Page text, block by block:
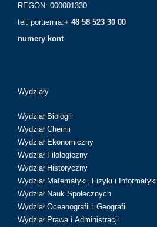
REGON: 000001330
tel. portiernia:+ 48 58 523 30 00
numery kont
Wydziały
Wydział Biologii
Wydział Chemii
Wydział Ekonomiczny
Wydział Filologiczny
Wydział Historyczny
Wydział Matematyki, Fizyki i Informatyki
Wydział Nauk Społecznych
Wydział Oceanografii i Geografii
Wydział Prawa i Administracji